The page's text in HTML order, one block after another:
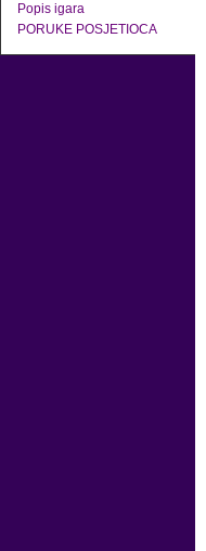
Popis igara
PORUKE POSJETIOCA